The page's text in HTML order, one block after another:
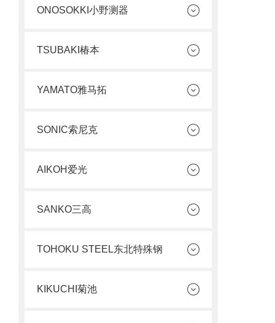
ONOSOKKI小野测器
TSUBAKI椿本
YAMATO雅马拓
SONIC索尼克
AIKOH爱光
SANKO三高
TOHOKU STEEL东北特殊钢
KIKUCHI菊池